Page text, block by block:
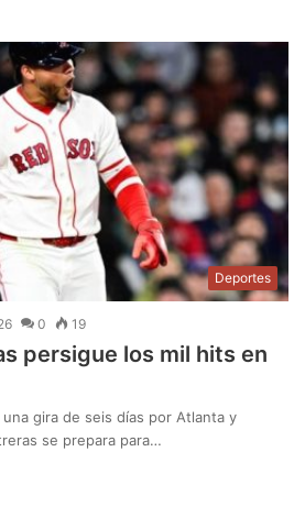
Deportes
0 19
persigue los mil hits en
gira de seis días por Atlanta y
se prepara para…